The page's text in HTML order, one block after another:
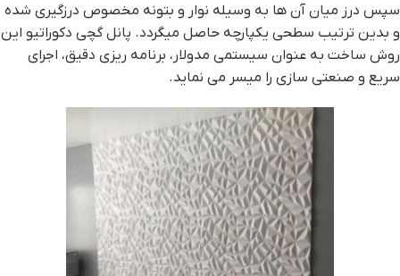
سپس درز میان آن ها به وسیله نوار و بتونه مخصوص درزگیری شده
و بدین ترتیب سطحی یکپارچه حاصل میگردد. پانل گچی دکوراتیو این
روش ساخت به عنوان سیستمی مدولار، برنامه ریزی دقیق، اجرای
سریع و صنعتی سازی را میسر می نماید.